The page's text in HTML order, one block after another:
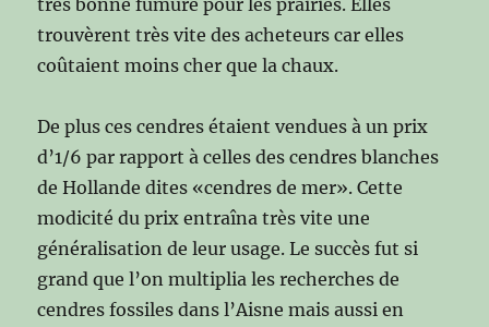
trouvèrent très vite des acheteurs car elles
coûtaient moins cher que la chaux.
De plus ces cendres étaient vendues à un prix
d’1/6 par rapport à celles des cendres blanches
de Hollande dites «cendres de mer». Cette
modicité du prix entraîna très vite une
généralisation de leur usage. Le succès fut si
grand que l’on multiplia les recherches de
cendres fossiles dans l’Aisne mais aussi en